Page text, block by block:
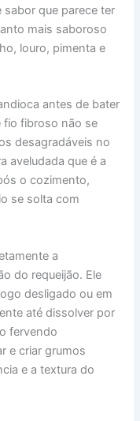
que parece ter
mais saboroso
louro, pimenta e
antes de bater
fio fibroso não se
desagradáveis no
aveludada que é a
o cozimento,
se solta com
a
do requeijão. Ele
desligado ou em
até dissolver por
fervendo
e criar grumos
e a textura do